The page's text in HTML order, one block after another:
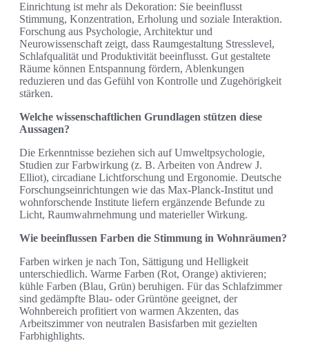
Einrichtung ist mehr als Dekoration: Sie beeinflusst
Stimmung, Konzentration, Erholung und soziale Interaktion.
Forschung aus Psychologie, Architektur und
Neurowissenschaft zeigt, dass Raumgestaltung Stresslevel,
Schlafqualität und Produktivität beeinflusst. Gut gestaltete
Räume können Entspannung fördern, Ablenkungen
reduzieren und das Gefühl von Kontrolle und Zugehörigkeit
stärken.
Welche wissenschaftlichen Grundlagen stützen diese
Aussagen?
Die Erkenntnisse beziehen sich auf Umweltpsychologie,
Studien zur Farbwirkung (z. B. Arbeiten von Andrew J.
Elliot), circadiane Lichtforschung und Ergonomie. Deutsche
Forschungseinrichtungen wie das Max-Planck-Institut und
wohnforschende Institute liefern ergänzende Befunde zu
Licht, Raumwahrnehmung und materieller Wirkung.
Wie beeinflussen Farben die Stimmung in Wohnräumen?
Farben wirken je nach Ton, Sättigung und Helligkeit
unterschiedlich. Warme Farben (Rot, Orange) aktivieren;
kühle Farben (Blau, Grün) beruhigen. Für das Schlafzimmer
sind gedämpfte Blau- oder Grüntöne geeignet, der
Wohnbereich profitiert von warmen Akzenten, das
Arbeitszimmer von neutralen Basisfarben mit gezielten
Farbhighlights.